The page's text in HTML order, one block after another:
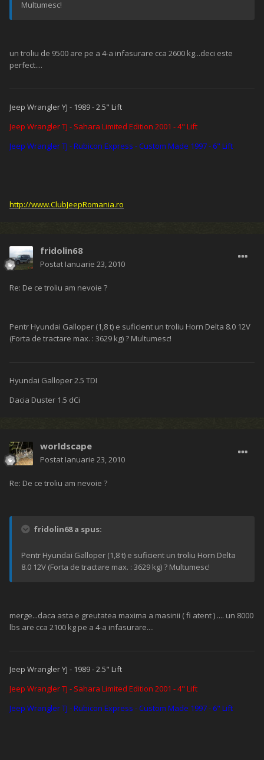
Multumesc!
un troliu de 9500 are pe a 4-a infasurare cca 2600 kg...deci este
perfect....
Jeep Wrangler YJ - 1989 - 2.5" Lift
Jeep Wrangler TJ - Sahara Limited Edition 2001 - 4" Lift
Jeep Wrangler TJ - Rubicon Express - Custom Made 1997 - 6" Lift
http://www.ClubJeepRomania.ro
fridolin68
Postat Ianuarie 23, 2010
Re: De ce troliu am nevoie ?
Pentr Hyundai Galloper (1,8 t) e suficient un troliu Horn Delta 8.0 12V
(Forta de tractare max. : 3629 kg) ? Multumesc!
Hyundai Galloper 2.5 TDI
Dacia Duster 1.5 dCi
worldscape
Postat Ianuarie 23, 2010
Re: De ce troliu am nevoie ?
fridolin68 a spus:
Pentr Hyundai Galloper (1,8 t) e suficient un troliu Horn Delta
8.0 12V (Forta de tractare max. : 3629 kg) ? Multumesc!
merge...daca asta e greutatea maxima a masinii ( fi atent ) .... un 8000
lbs are cca 2100 kg pe a 4-a infasurare....
Jeep Wrangler YJ - 1989 - 2.5" Lift
Jeep Wrangler TJ - Sahara Limited Edition 2001 - 4" Lift
Jeep Wrangler TJ - Rubicon Express - Custom Made 1997 - 6" Lift